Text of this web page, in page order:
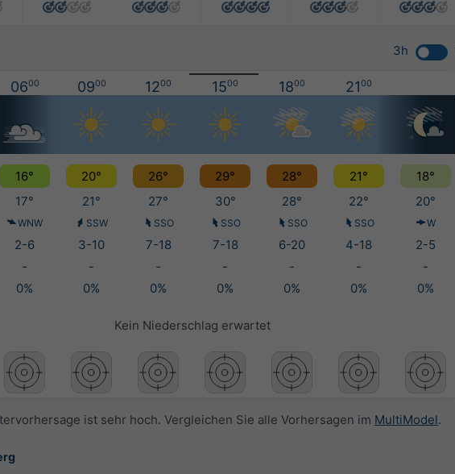
3h
0600 0900 1200 1500 1800 2100
16° 20° 26° 29° 28° 21°
18°
17° 21° 27° 30° 28° 22° 20°
WNW SSW SSO SSO SSO SSO W
2-6 3-10 7-18 7-18 6-20 4-18
2-5
- - - - - -
-
0% 0% 0% 0% 0% 0% 0%
Kein Niederschlag erwartet
ist sehr hoch. Vergleichen Sie alle Vorhersagen im MultiModel.